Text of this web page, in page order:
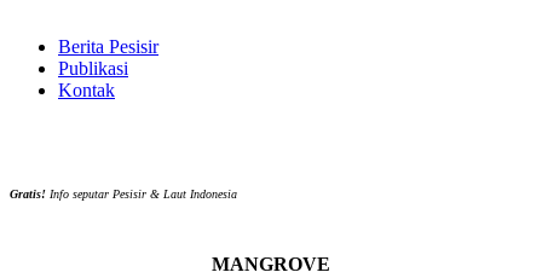
Berita Pesisir
Publikasi
Kontak
Gratis! Info seputar Pesisir & Laut Indonesia
MANGROVE